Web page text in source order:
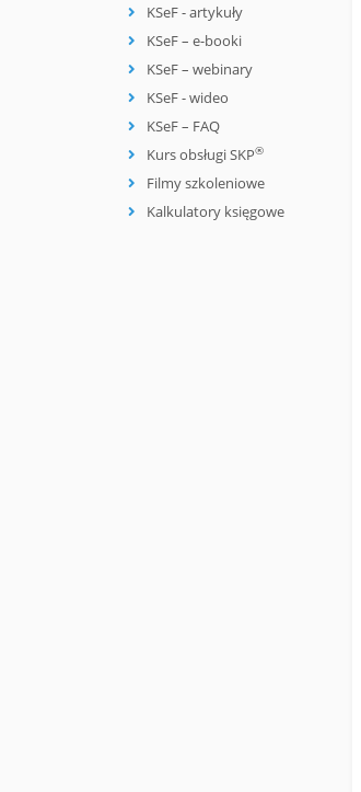
KSeF - artykuły
KSeF – e-booki
KSeF – webinary
KSeF - wideo
KSeF – FAQ
Kurs obsługi SKP®
Filmy szkoleniowe
Kalkulatory księgowe